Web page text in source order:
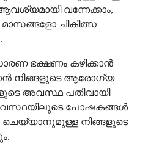
വന്നേക്കാം,
ചികിത്സ
ഭക്ഷണം കഴിക്കാൻ
നിങ്ങളുടെ ആരോഗ്യ
അവസ്ഥ പതിവായി
പോഷകങ്ങൾ
ചെയ്യാനുമുള്ള നിങ്ങളുടെ